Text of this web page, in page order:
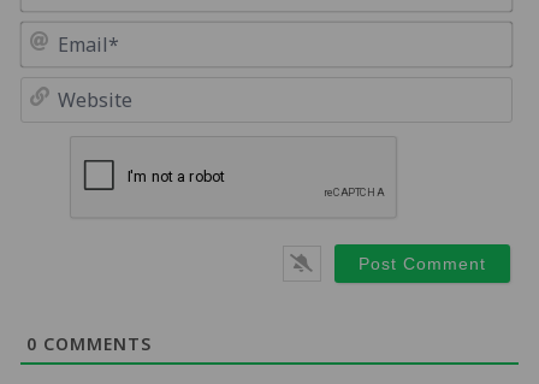
0 COMMENTS